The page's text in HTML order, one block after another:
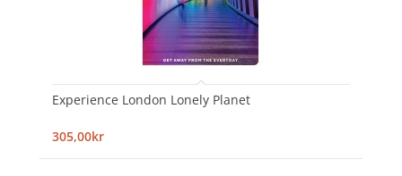
Experience London Lonely Planet
305,00kr